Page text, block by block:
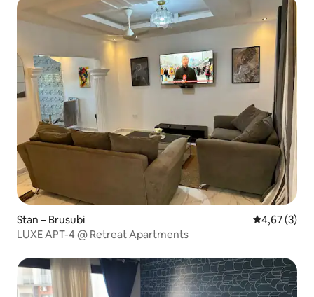
Stan – Brusubi Prosječna
4,67 (3)
LUXE APT-4 @ Retreat Apartments